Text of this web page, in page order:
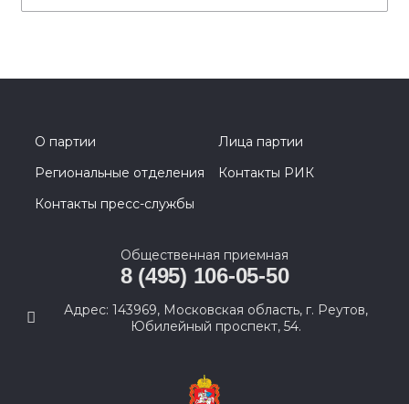
О партии
Лица партии
Региональные отделения
Контакты РИК
Контакты пресс-службы
Общественная приемная
8 (495) 106-05-50
Адрес: 143969, Московская область, г. Реутов,
Юбилейный проспект, 54.